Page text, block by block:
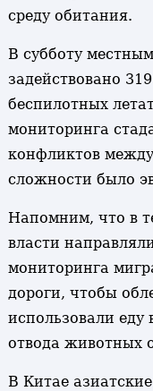
среду обитания.
В субботу
задействовано
беспилотных
мониторинга
конфликтов
сложности было
Напомним, что в
власти
мониторинга
дороги, чтобы
использовали еду
отвода животных
В Китае